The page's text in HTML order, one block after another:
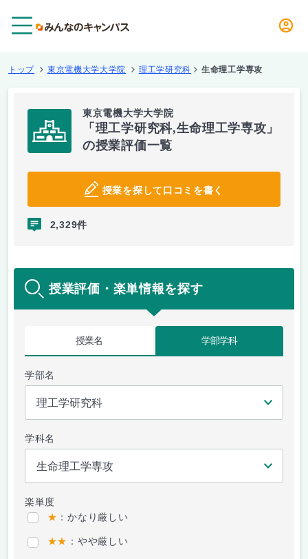
トップ 東京電機大学大学院 理工学研究科 生命理工学専攻
東京電機大学大学院
「理工学研究科,生命理工学専攻」
の授業評価一覧
授業を探して口コミを書く
2,329件
授業評価・楽単情報を探す
授業名 学部学科
学部名
学科名
楽単度
★ ：かなり厳しい
★★ ：やや厳しい